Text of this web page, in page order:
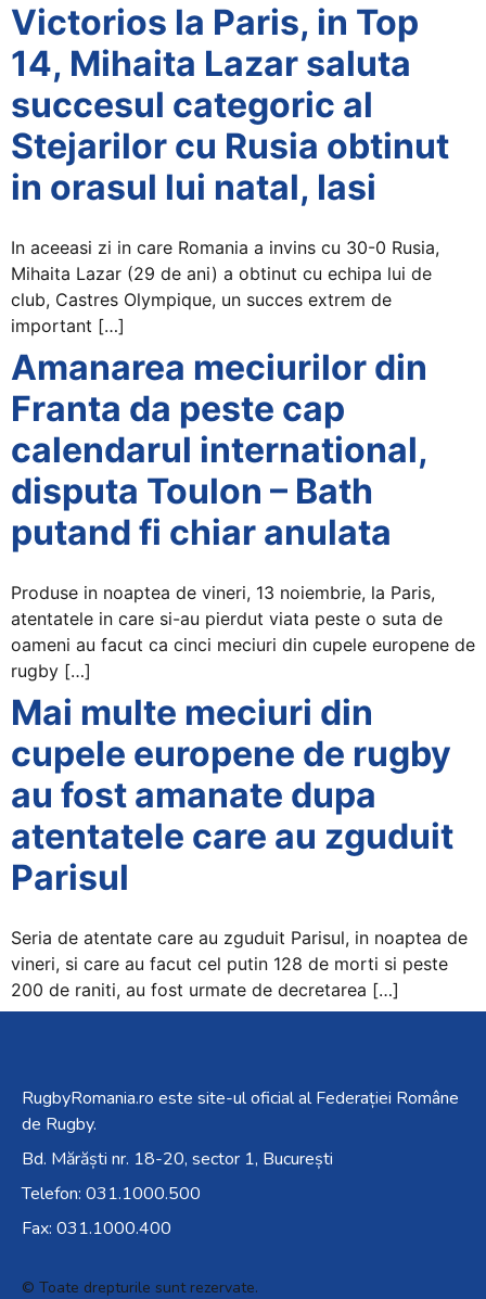
Victorios la Paris, in Top
14, Mihaita Lazar saluta
succesul categoric al
Stejarilor cu Rusia obtinut
in orasul lui natal, Iasi
In aceeasi zi in care Romania a invins cu 30-0 Rusia,
Mihaita Lazar (29 de ani) a obtinut cu echipa lui de
club, Castres Olympique, un succes extrem de
important […]
Amanarea meciurilor din
Franta da peste cap
calendarul international,
disputa Toulon – Bath
putand fi chiar anulata
Produse in noaptea de vineri, 13 noiembrie, la Paris,
atentatele in care si-au pierdut viata peste o suta de
oameni au facut ca cinci meciuri din cupele europene de
rugby […]
Mai multe meciuri din
cupele europene de rugby
au fost amanate dupa
atentatele care au zguduit
Parisul
Seria de atentate care au zguduit Parisul, in noaptea de
vineri, si care au facut cel putin 128 de morti si peste
200 de raniti, au fost urmate de decretarea […]
RugbyRomania.ro este site-ul oficial al Federației Române
de Rugby.
Bd. Mărăști nr. 18-20, sector 1, București
Telefon: 031.1000.500
Fax: 031.1000.400
© Toate drepturile sunt rezervate.